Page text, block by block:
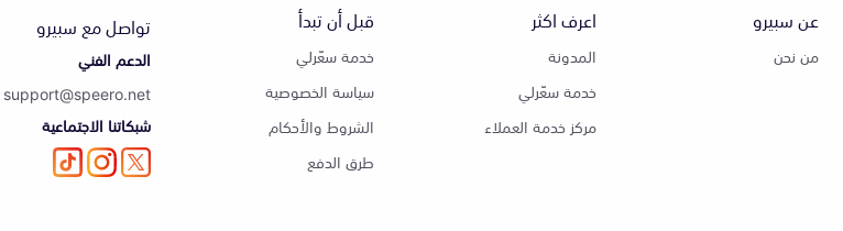
عن سبيرو
من نحن
اعرف اكثر
المدونة
خدمة سعّرلي
مركز خدمة العملاء
قبل أن تبدأ
خدمة سعّرلي
سياسة الخصوصية
الشروط والأحكام
طرق الدفع
تواصل مع سبيرو
الدعم الفني
support@speero.net
شبكاتنا الاجتماعية